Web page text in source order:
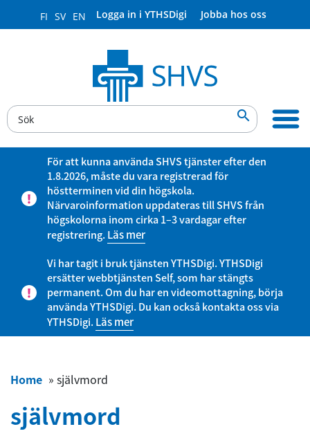
FI SV EN Logga in i YTHSDigi Jobba hos oss

För att kunna använda SHVS tjänster efter den
1.8.2026, måste du vara registrerad för
höstterminen vid din högskola.
Närvaroinformation uppdateras till SHVS från
högskolorna inom cirka 1–3 vardagar efter
registrering.Läs mer
Vi har tagit i bruk tjänsten YTHSDigi. YTHSDigi
ersätter webbtjänsten Self, som har stängts
permanent. Om du har en videomottagning, börja
använda YTHSDigi. Du kan också kontakta oss via
YTHSDigi.Läs mer
Home » självmord
självmord